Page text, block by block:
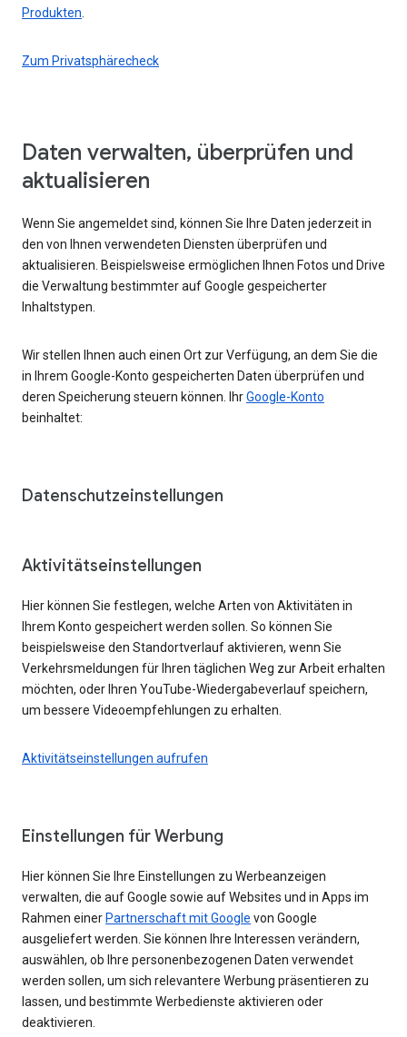
Produkten
Zum Privatsphärecheck
Daten verwalten, überprüfen und
aktualisieren
Wenn Sie angemeldet sind, können Sie Ihre Daten jederzeit in
den von Ihnen verwendeten Diensten überprüfen und
aktualisieren. Beispielsweise ermöglichen Ihnen Fotos und Drive
die Verwaltung bestimmter auf Google gespeicherter
Inhaltstypen.
Wir stellen Ihnen auch einen Ort zur Verfügung, an dem Sie die
in Ihrem Google-Konto gespeicherten Daten überprüfen und
deren Speicherung steuern können. IhrGoogle-Konto
beinhaltet:
Datenschutzeinstellungen
Aktivitätseinstellungen
Hier können Sie festlegen, welche Arten von Aktivitäten in
Ihrem Konto gespeichert werden sollen. So können Sie
beispielsweise den Standortverlauf aktivieren, wenn Sie
Verkehrsmeldungen für Ihren täglichen Weg zur Arbeit erhalten
möchten, oder Ihren YouTube-Wiedergabeverlauf speichern,
um bessere Videoempfehlungen zu erhalten.
Aktivitätseinstellungen aufrufen
Einstellungen für Werbung
Hier können Sie Ihre Einstellungen zu Werbeanzeigen
verwalten, die auf Google sowie auf Websites und in Apps im
Rahmen einer Partnerschaft mit Google von Google
ausgeliefert werden. Sie können Ihre Interessen verändern,
auswählen, ob Ihre personenbezogenen Daten verwendet
werden sollen, um sich relevantere Werbung präsentieren zu
lassen, und bestimmte Werbedienste aktivieren oder
deaktivieren.